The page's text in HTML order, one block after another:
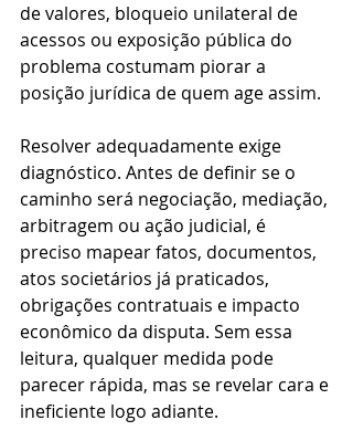
de valores, bloqueio unilateral de
acessos ou exposição pública do
problema costumam piorar a
posição jurídica de quem age assim.
Resolver adequadamente exige
diagnóstico. Antes de definir se o
caminho será negociação, mediação,
arbitragem ou ação judicial, é
preciso mapear fatos, documentos,
atos societários já praticados,
obrigações contratuais e impacto
econômico da disputa. Sem essa
leitura, qualquer medida pode
parecer rápida, mas se revelar cara e
ineficiente logo adiante.